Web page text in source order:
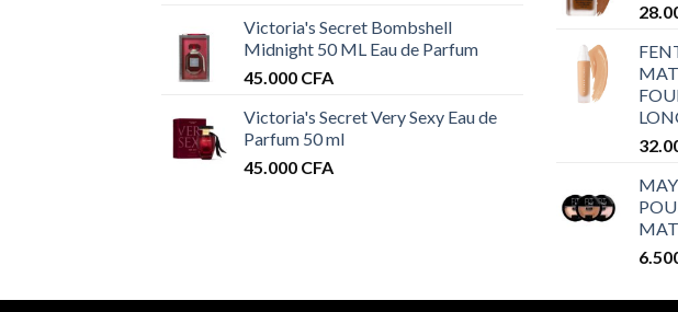
Victoria's Secret Bombshell
Midnight 50 ML Eau de Parfum
45.000 CFA
Victoria's Secret Very Sexy Eau de
Parfum 50 ml
45.000 CFA